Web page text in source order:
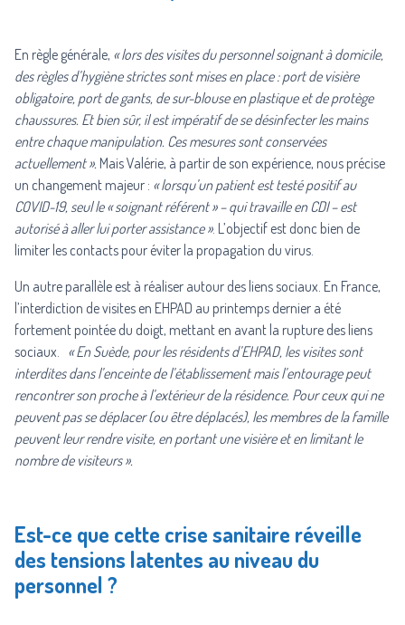
En règle générale, « lors des visites du personnel soignant à domicile,
des règles d’hygiène strictes sont mises en place : port de visière
obligatoire, port de gants, de sur-blouse en plastique et de protège
chaussures. Et bien sûr, il est impératif de se désinfecter les mains
entre chaque manipulation. Ces mesures sont conservées
actuellement ». Mais Valérie, à partir de son expérience, nous précise
un changement majeur : « lorsqu’un patient est testé positif au
COVID-19, seul le « soignant référent » – qui travaille en CDI – est
autorisé à aller lui porter assistance ». L’objectif est donc bien de
limiter les contacts pour éviter la propagation du virus.
Un autre parallèle est à réaliser autour des liens sociaux. En France,
l’interdiction de visites en EHPAD au printemps dernier a été
fortement pointée du doigt, mettant en avant la rupture des liens
sociaux. « En Suède, pour les résidents d’EHPAD, les visites sont
interdites dans l’enceinte de l’établissement mais l’entourage peut
rencontrer son proche à l’extérieur de la résidence. Pour ceux qui ne
peuvent pas se déplacer (ou être déplacés), les membres de la famille
peuvent leur rendre visite, en portant une visière et en limitant le
nombre de visiteurs ».
Est-ce que cette crise sanitaire réveille
des tensions latentes au niveau du
personnel ?